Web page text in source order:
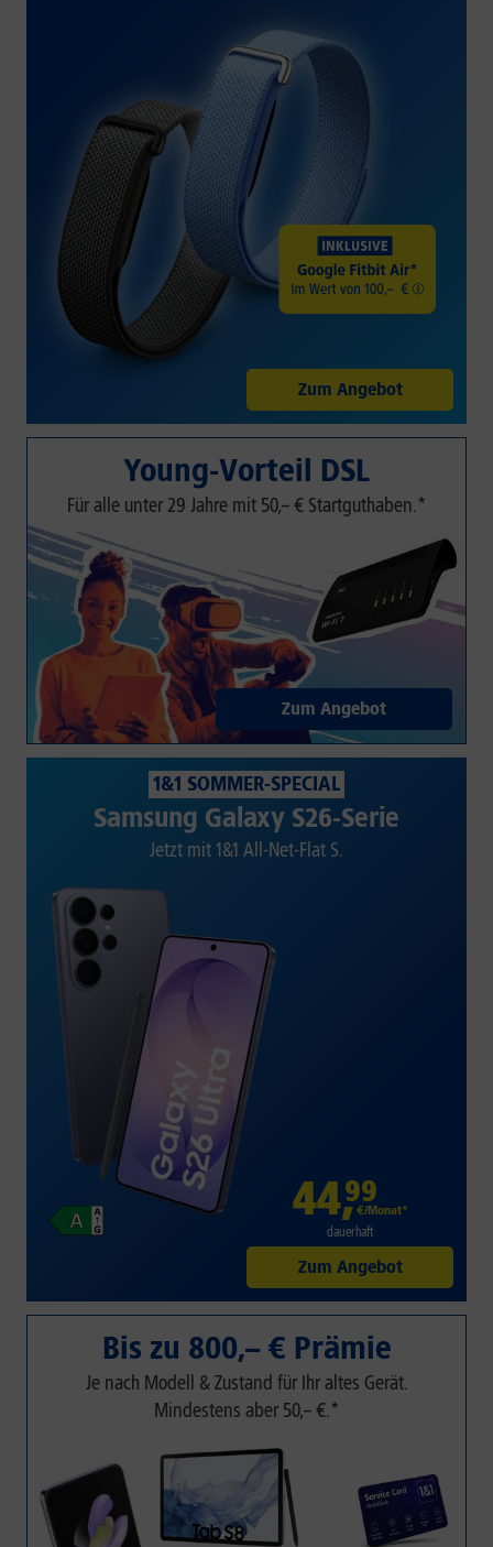
Zum Angebot
Young-Vorteil DSL
Für alle unter 29 Jahre mit 50,– € Startguthaben.*
Zum Angebot
1&1 SOMMER-SPECIAL
Samsung Galaxy S26-Serie
Jetzt mit 1&1 All-Net-Flat S.
44,99
€/Monat*
dauerhaft
Zum Angebot
Bis zu 800,– € Prämie
Je nach Modell & Zustand für Ihr altes Gerät.
Mindestens aber 50,– €.*